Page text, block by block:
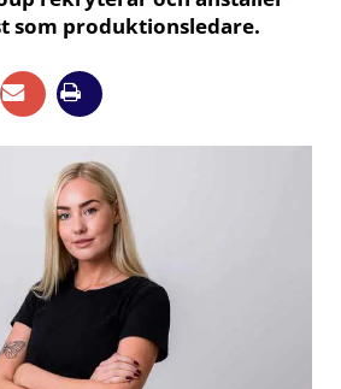
som produktionsledare.